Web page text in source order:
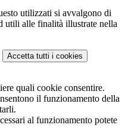
utilizzati si avvalgono di
utili alle finalità illustrate nella
Accetta tutti i cookies
quali cookie consentire.
il funzionamento della
al funzionamento potete